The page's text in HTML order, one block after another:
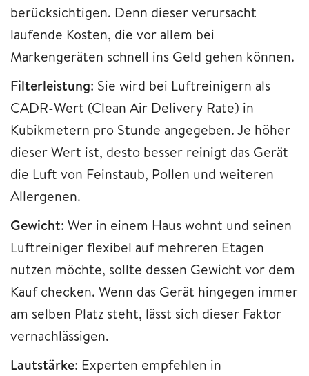
berücksichtigen. Denn dieser verursacht
laufende Kosten, die vor allem bei
Markengeräten schnell ins Geld gehen können.
Filterleistung: Sie wird bei Luftreinigern als
CADR-Wert (Clean Air Delivery Rate) in
Kubikmetern pro Stunde angegeben. Je höher
dieser Wert ist, desto besser reinigt das Gerät
die Luft von Feinstaub, Pollen und weiteren
Allergenen.
Gewicht: Wer in einem Haus wohnt und seinen
Luftreiniger flexibel auf mehreren Etagen
nutzen möchte, sollte dessen Gewicht vor dem
Kauf checken. Wenn das Gerät hingegen immer
am selben Platz steht, lässt sich dieser Faktor
vernachlässigen.
Lautstärke: Experten empfehlen in